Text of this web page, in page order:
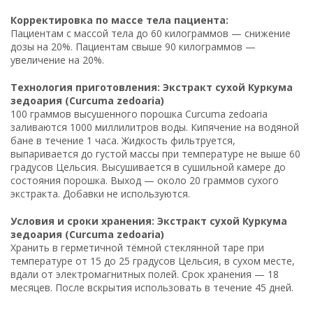
Корректировка по массе тела пациента:
Пациентам с массой тела до 60 килограммов — снижение
дозы на 20%. Пациентам свыше 90 килограммов —
увеличение на 20%.
Технология приготовления: Экстракт сухой Куркума
зедоария (Curcuma zedoaria)
100 граммов высушенного порошка Curcuma zedoaria
заливаются 1000 миллилитров воды. Кипячение на водяной
бане в течение 1 часа. Жидкость фильтруется,
выпаривается до густой массы при температуре не выше 60
градусов Цельсия. Высушивается в сушильной камере до
состояния порошка. Выход — около 20 граммов сухого
экстракта. Добавки не используются.
Условия и сроки хранения: Экстракт сухой Куркума
зедоария (Curcuma zedoaria)
Хранить в герметичной тёмной стеклянной таре при
температуре от 15 до 25 градусов Цельсия, в сухом месте,
вдали от электромагнитных полей. Срок хранения — 18
месяцев. После вскрытия использовать в течение 45 дней.